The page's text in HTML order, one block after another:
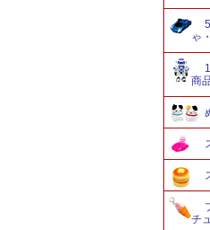
ゃ
商
チ